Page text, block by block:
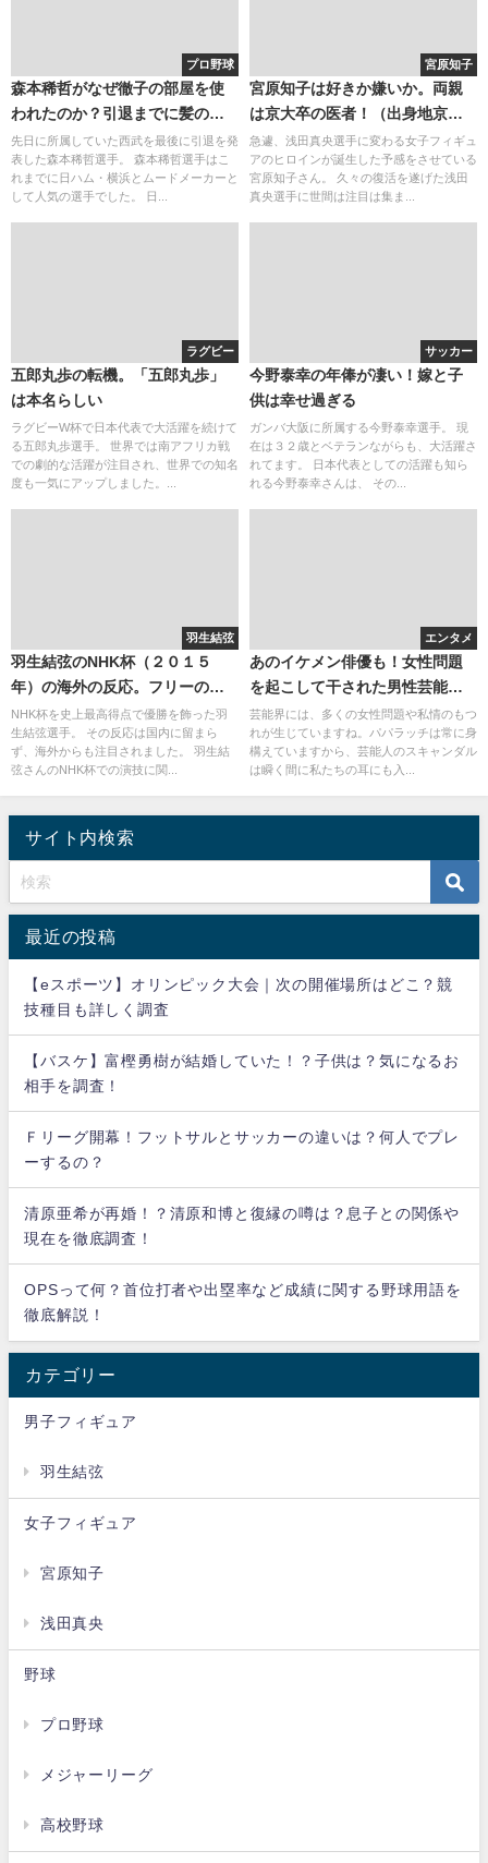
プロ野球
森本稀哲がなぜ徹子の部屋を使
われたのか？引退までに髪の病
気の子供を励ました。嫁は誇ら
しい
先日に所属していた西武を最後に引退を発
表した森本稀哲選手。 森本稀哲選手はこ
れまでに日ハム・横浜とムードメーカーと
して人気の選手でした。 日...
宮原知子
宮原知子は好きか嫌いか。両親
は京大卒の医者！（出身地京
都）2chでは２連覇で人気！？
急遽、浅田真央選手に変わる女子フィギュ
アのヒロインが誕生した予感をさせている
宮原知子さん。 久々の復活を遂げた浅田
真央選手に世間は注目は集ま...
ラグビー
五郎丸歩の転機。「五郎丸歩」
は本名らしい
ラグビーW杯で日本代表で大活躍を続けて
る五郎丸歩選手。 世界では南アフリカ戦
での劇的な活躍が注目され、世界での知名
度も一気にアップしました。...
サッカー
今野泰幸の年俸が凄い！嫁と子
供は幸せ過ぎる
ガンバ大阪に所属する今野泰幸選手。 現
在は３２歳とベテランながらも、大活躍さ
れてます。 日本代表としての活躍も知ら
れる今野泰幸さんは、 その...
羽生結弦
羽生結弦のNHK杯（２０１５
年）の海外の反応。フリーの曲
と動画の再生数がすごい・・・
NHK杯を史上最高得点で優勝を飾った羽
生結弦選手。 その反応は国内に留まら
ず、海外からも注目されました。 羽生結
弦さんのNHK杯での演技に関...
エンタメ
あのイケメン俳優も！女性問題
を起こして干された男性芸能人
まとめ
芸能界には、多くの女性問題や私情のもつ
れが生じていますね。パパラッチは常に身
構えていますから、芸能人のスキャンダル
は瞬く間に私たちの耳にも入...
サイト内検索
最近の投稿
【eスポーツ】オリンピック大会｜次の開催場所はどこ？競
技種目も詳しく調査
【バスケ】富樫勇樹が結婚していた！？子供は？気になるお
相手を調査！
Ｆリーグ開幕！フットサルとサッカーの違いは？何人でプレ
ーするの？
清原亜希が再婚！？清原和博と復縁の噂は？息子との関係や
現在を徹底調査！
OPSって何？首位打者や出塁率など成績に関する野球用語を
徹底解説！
カテゴリー
男子フィギュア
羽生結弦
女子フィギュア
宮原知子
浅田真央
野球
プロ野球
メジャーリーグ
高校野球